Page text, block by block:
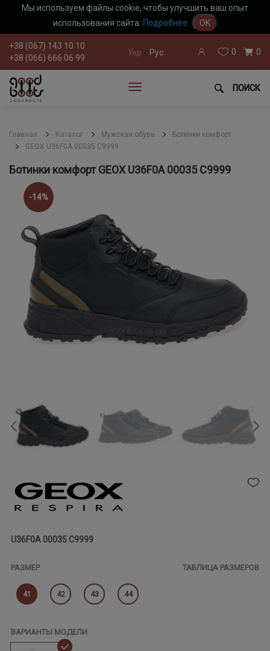
Мы используем файлы cookie, чтобы улучшить ваш опыт
использования сайта. Подробнее OK
+38 (067) 143 10 10
+38 (066) 666 06 99
Укр Рус 0 0
ПОИСК
Главная Каталог Мужская обувь
Ботинки комфорт
GEOX U36F0A 00035 C9999
Ботинки комфорт GEOX U36F0A 00035 C9999
-14%
U36F0A 00035 C9999
РАЗМЕР ТАБЛИЦА РАЗМЕРОВ
41 42 43 44
ВАРИАНТЫ МОДЕЛИ